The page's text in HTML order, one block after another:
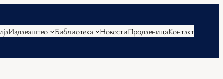
Издаваштво Библиотека НовостиПродавницаКонтакт